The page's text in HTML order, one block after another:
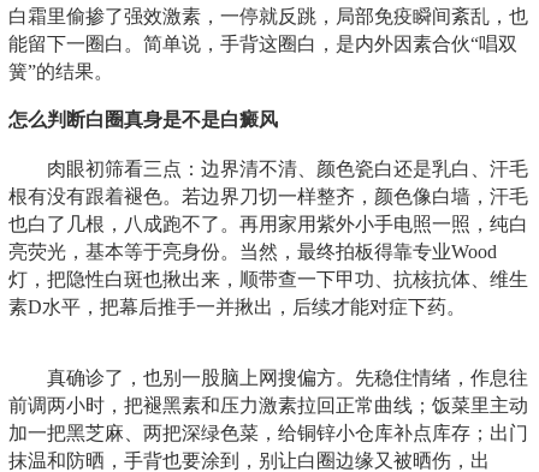
白霜里偷掺了强效激素，一停就反跳，局部免疫瞬间紊乱，也
能留下一圈白。简单说，手背这圈白，是内外因素合伙“唱双
簧”的结果。
怎么判断白圈真身是不是白癜风
肉眼初筛看三点：边界清不清、颜色瓷白还是乳白、汗毛
根有没有跟着褪色。若边界刀切一样整齐，颜色像白墙，汗毛
也白了几根，八成跑不了。再用家用紫外小手电照一照，纯白
亮荧光，基本等于亮身份。当然，最终拍板得靠专业Wood
灯，把隐性白斑也揪出来，顺带查一下甲功、抗核抗体、维生
素D水平，把幕后推手一并揪出，后续才能对症下药。
真确诊了，也别一股脑上网搜偏方。先稳住情绪，作息往
前调两小时，把褪黑素和压力激素拉回正常曲线；饭菜里主动
加一把黑芝麻、两把深绿色菜，给铜锌小仓库补点库存；出门
抹温和防晒，手背也要涂到，别让白圈边缘又被晒伤，出